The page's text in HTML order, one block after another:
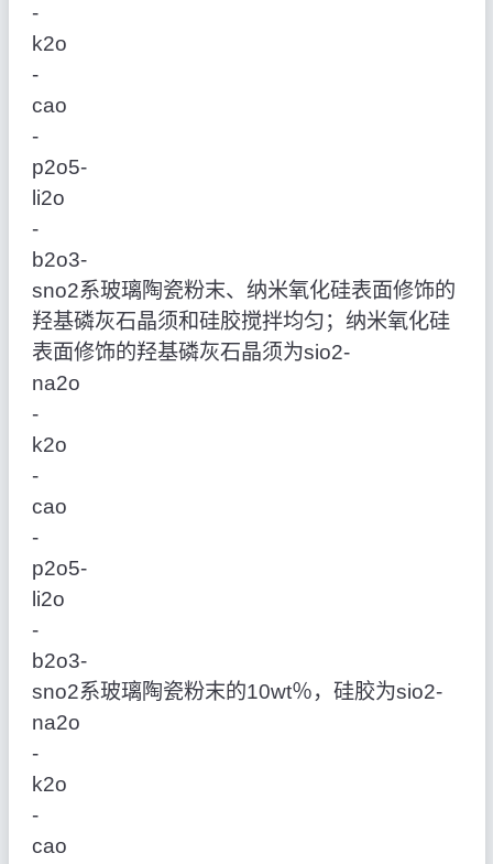
‑
k2o
‑
cao
‑
p2o5‑
li2o
‑
b2o3‑
sno2系玻璃陶瓷粉末、纳米氧化硅表面修饰的
羟基磷灰石晶须和硅胶搅拌均匀；纳米氧化硅
表面修饰的羟基磷灰石晶须为sio2‑
na2o
‑
k2o
‑
cao
‑
p2o5‑
li2o
‑
b2o3‑
sno2系玻璃陶瓷粉末的10wt％，硅胶为sio2‑
na2o
‑
k2o
‑
cao